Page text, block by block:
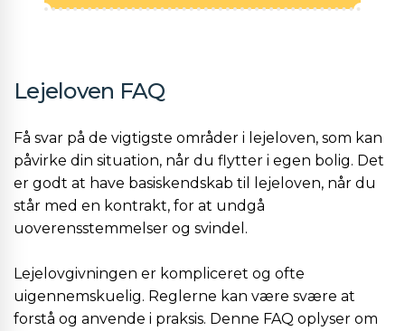
Lejeloven FAQ
Få svar på de vigtigste områder i lejeloven, som kan
påvirke din situation, når du flytter i egen bolig. Det
er godt at have basiskendskab til lejeloven, når du
står med en kontrakt, for at undgå
uoverensstemmelser og svindel.
Lejelovgivningen er kompliceret og ofte
uigennemskuelig. Reglerne kan være svære at
forstå og anvende i praksis. Denne FAQ oplyser om